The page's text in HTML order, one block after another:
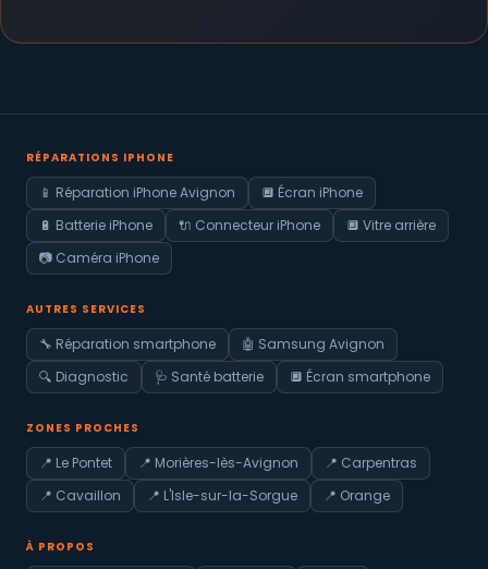
RÉPARATIONS IPHONE
📱 Réparation iPhone Avignon
🔲 Écran iPhone
🔋 Batterie iPhone
🔌 Connecteur iPhone
🔲 Vitre arrière
📷 Caméra iPhone
AUTRES SERVICES
🔧 Réparation smartphone
🤖 Samsung Avignon
🔍 Diagnostic
🩺 Santé batterie 🔲 Écran smartphone
ZONES PROCHES
📍 Le Pontet 📍 Morières-lès-Avignon
📍 Carpentras
📍 Cavaillon
📍 L'Isle-sur-la-Sorgue 📍 Orange
À PROPOS